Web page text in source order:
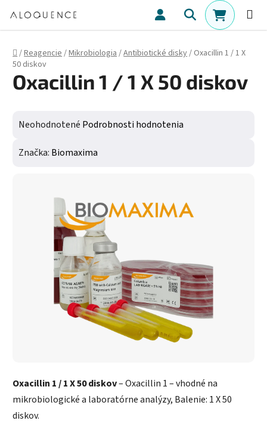
Hľadať
Domov
/Reagencie/Mikrobiologia/Antibiotické disky/ Oxacillin 1 / 1 X
50 diskov
Oxacillin 1 / 1 X 50 diskov– Oxacillin 1 – vhodné na
mikrobiologické a laboratórne analýzy, Balenie: 1 X 50
diskov.
Oxacillin 1 / 1 X 50 diskov
Priemerné hodnotenie produktu je 0,0 z 5 hviezdičiek.
Neohodnotené Podrobnosti hodnotenia
Značka: Biomaxima